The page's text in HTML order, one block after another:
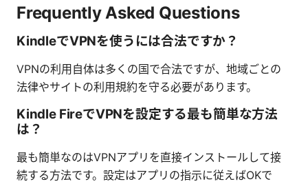
Frequently Asked Questions
KindleでVPNを使うには合法ですか？
VPNの利用自体は多くの国で合法ですが、地域ごとの
法律やサイトの利用規約を守る必要があります。
Kindle FireでVPNを設定する最も簡単な方法
は？
最も簡単なのはVPNアプリを直接インストールして接
続する方法です。設定はアプリの指示に従えばOKで